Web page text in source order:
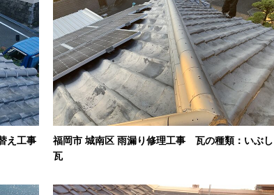
え工事
福岡市 城南区 雨漏り修理工事 瓦の種類：いぶし
瓦